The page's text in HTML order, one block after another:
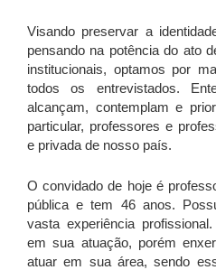
Visando preservar a
pensando na potência do ato
institucionais, optamos por
todos os entrevistados.
alcançam, contemplam e
particular, professores e
e privada de nosso país.
O convidado de hoje é
pública e tem 46 anos.
vasta experiência
em sua atuação, porém
atuar em sua área, sendo